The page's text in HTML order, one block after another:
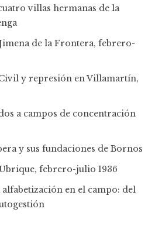
villas hermanas de la
de la Frontera, febrero-
y represión en Villamartín,
a campos de concentración
y sus fundaciones de Bornos
febrero-julio 1936
alfabetización en el campo: del